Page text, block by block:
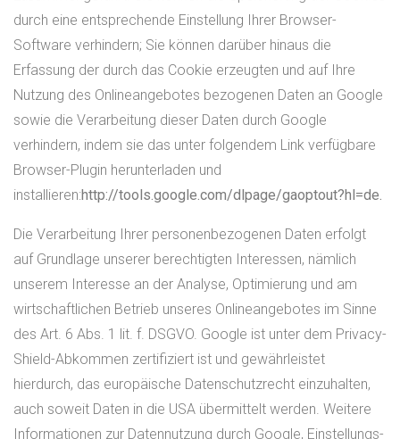
durch eine entsprechende Einstellung Ihrer Browser-
Software verhindern; Sie können darüber hinaus die
Erfassung der durch das Cookie erzeugten und auf Ihre
Nutzung des Onlineangebotes bezogenen Daten an Google
sowie die Verarbeitung dieser Daten durch Google
verhindern, indem sie das unter folgendem Link verfügbare
Browser-Plugin herunterladen und
installieren:http://tools.google.com/dlpage/gaoptout?hl=de.
Die Verarbeitung Ihrer personenbezogenen Daten erfolgt
auf Grundlage unserer berechtigten Interessen, nämlich
unserem Interesse an der Analyse, Optimierung und am
wirtschaftlichen Betrieb unseres Onlineangebotes im Sinne
des Art. 6 Abs. 1 lit. f. DSGVO. Google ist unter dem Privacy-
Shield-Abkommen zertifiziert ist und gewährleistet
hierdurch, das europäische Datenschutzrecht einzuhalten,
auch soweit Daten in die USA übermittelt werden. Weitere
Informationen zur Datennutzung durch Google, Einstellungs-